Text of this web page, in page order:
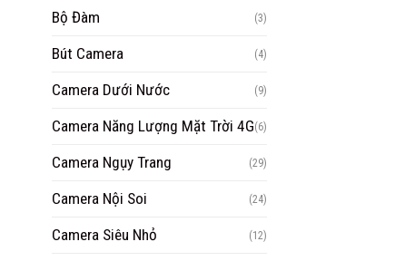
Bộ Đàm (3)
Bút Camera (4)
Camera Dưới Nước (9)
Camera Năng Lượng Mặt Trời 4G(6)
Camera Ngụy Trang (29)
Camera Nội Soi (24)
Camera Siêu Nhỏ (12)